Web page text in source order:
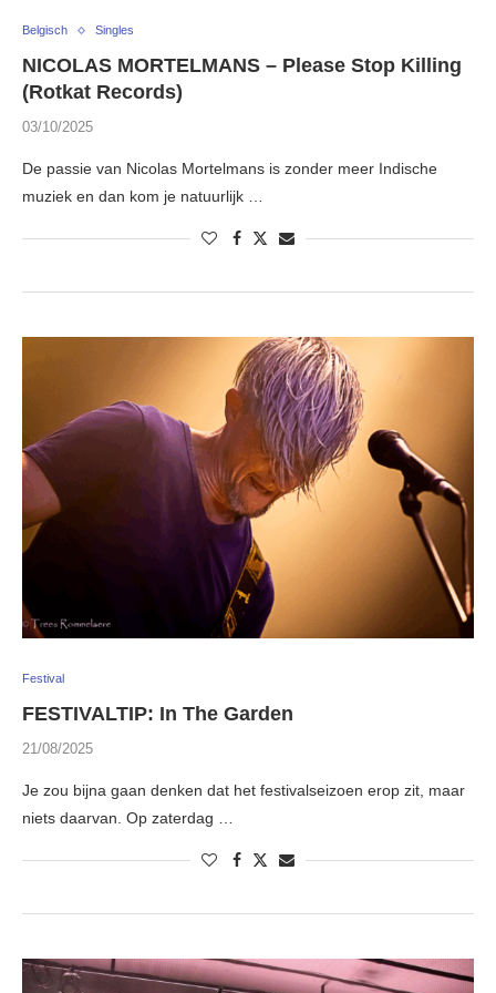
Belgisch Singles
NICOLAS MORTELMANS – Please Stop Killing
(Rotkat Records)
03/10/2025
De passie van Nicolas Mortelmans is zonder meer Indische
muziek en dan kom je natuurlijk …
Festival
FESTIVALTIP: In The Garden
21/08/2025
Je zou bijna gaan denken dat het festivalseizoen erop zit, maar
niets daarvan. Op zaterdag …